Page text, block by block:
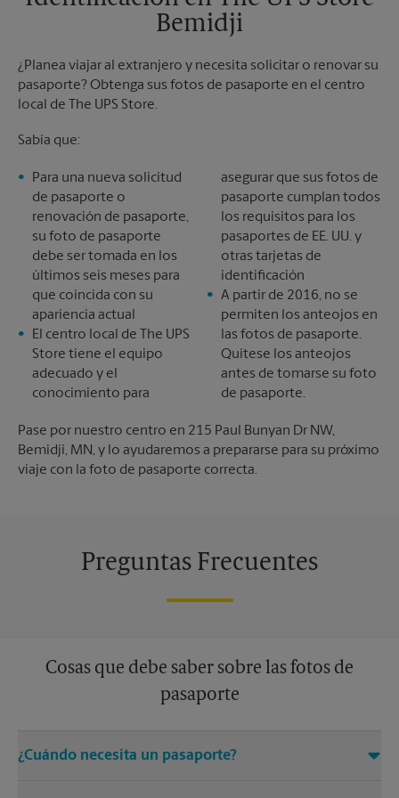
Bemidji
¿Planea viajar al extranjero y necesita solicitar o renovar su
pasaporte? Obtenga sus fotos de pasaporte en el centro
local de The UPS Store.
Sabía que:
Para una nueva solicitud
de pasaporte o
renovación de pasaporte,
su foto de pasaporte
debe ser tomada en los
últimos seis meses para
que coincida con su
apariencia actual
El centro local de The UPS
Store tiene el equipo
adecuado y el
conocimiento para
asegurar que sus fotos de
pasaporte cumplan todos
los requisitos para los
pasaportes de EE. UU. y
otras tarjetas de
identificación
A partir de 2016, no se
permiten los anteojos en
las fotos de pasaporte.
Quítese los anteojos
antes de tomarse su foto
de pasaporte.
Pase por nuestro centro en 215 Paul Bunyan Dr NW,
Bemidji, MN, y lo ayudaremos a prepararse para su próximo
viaje con la foto de pasaporte correcta.
Preguntas Frecuentes
Cosas que debe saber sobre las fotos de
pasaporte
¿Cuándo necesita un pasaporte?